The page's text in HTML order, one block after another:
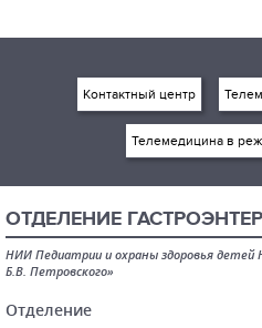
Контактный центр
Телемедицина в
ОТДЕЛЕНИЕ
НИИ Педиатрии и охраны здоровья
Б.В. Петровского»
Отделение